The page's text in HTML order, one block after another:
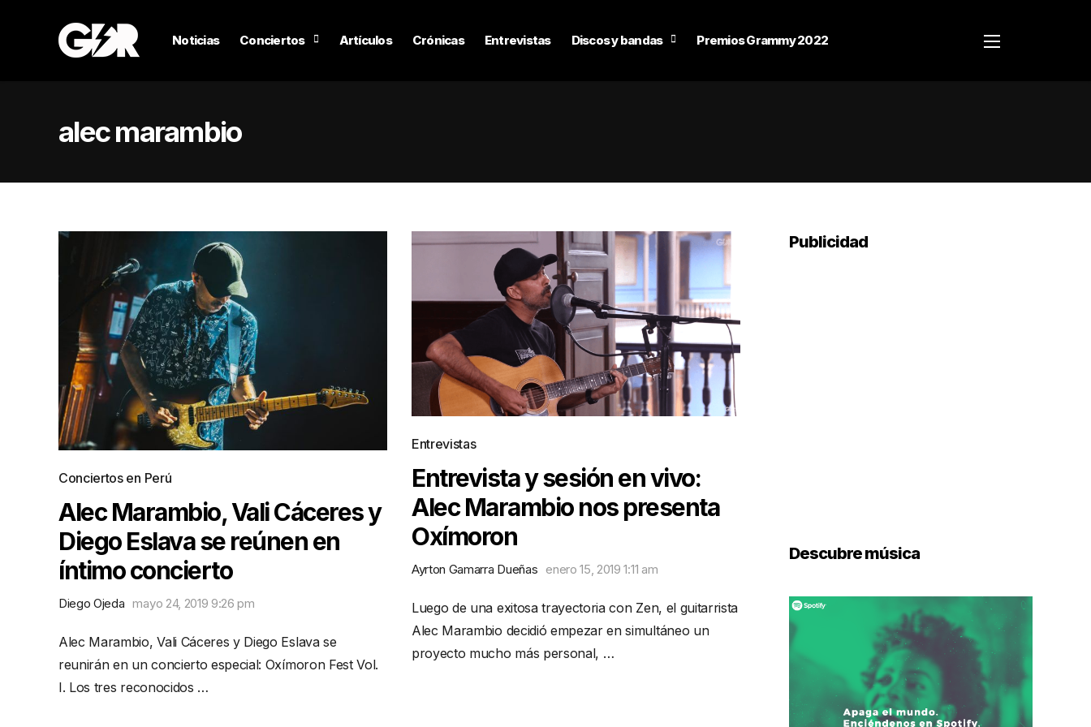
Noticias Conciertos Artículos Crónicas Entrevistas Discos y bandas Premios Grammy 2022
alec marambio
Conciertos en Perú
Alec Marambio, Vali Cáceres y
Diego Eslava se reúnen en
íntimo concierto
Diego Ojeda mayo 24, 2019 9:26 pm
Alec Marambio, Vali Cáceres y Diego Eslava se
reunirán en un concierto especial: Oxímoron Fest Vol.
I. Los tres reconocidos …
Entrevistas
Entrevista y sesión en vivo:
Alec Marambio nos presenta
Oxímoron
Ayrton Gamarra Dueñas enero 15, 2019 1:11 am
Luego de una exitosa trayectoria con Zen, el guitarrista
Alec Marambio decidió empezar en simultáneo un
proyecto mucho más personal, …
Publicidad
Descubre música